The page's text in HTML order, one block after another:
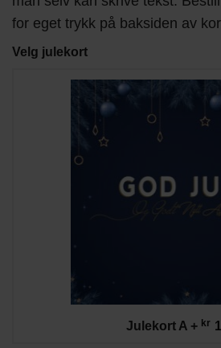
for eget trykk på baksiden av
Velg julekort
Julekort A + kr